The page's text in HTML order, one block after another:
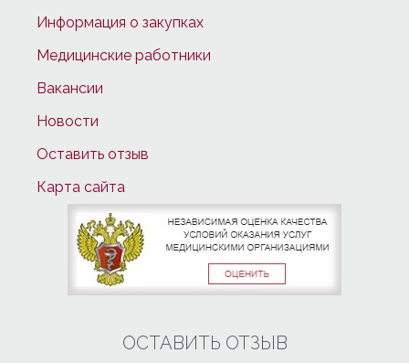
Информация о закупках
Медицинские работники
Вакансии
Новости
Оставить отзыв
Карта сайта
ОСТАВИТЬ ОТЗЫВ